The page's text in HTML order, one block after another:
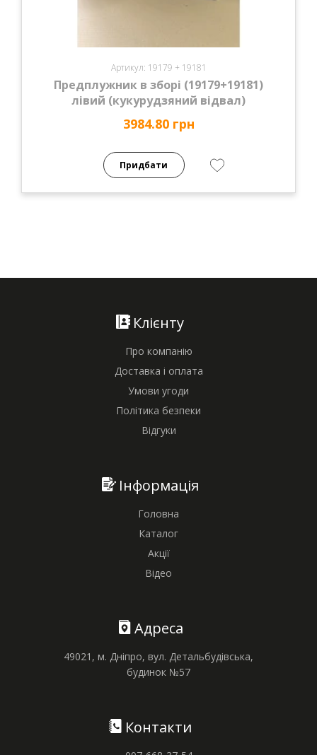
Артикул: 19179 + 19181
Предплужник в зборі (19179+19181)
лівий (кукурудзяний відвал)
3984.80 грн
Придбати
Клієнту
Про компанію
Доставка і оплата
Умови угоди
Політика безпеки
Відгуки
Інформація
Головна
Каталог
Акції
Відео
Адреса
49021, м. Дніпро, вул. Детальбудівська,
будинок №57
Контакти